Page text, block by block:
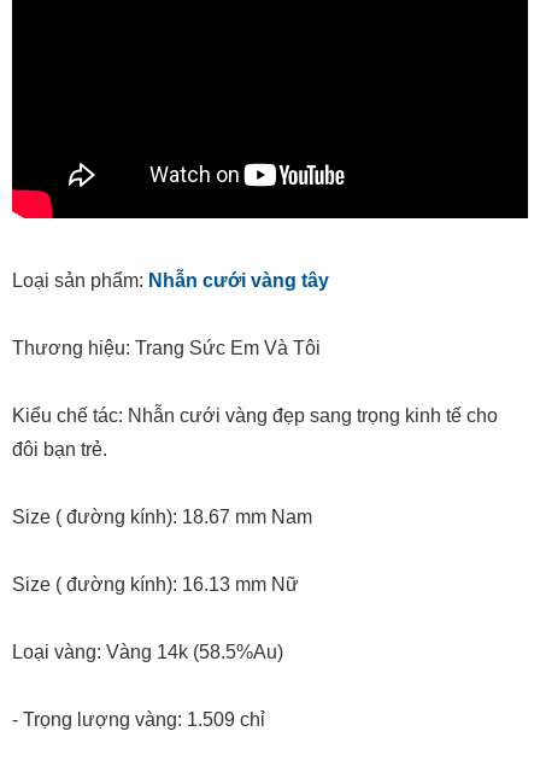
Loại sản phẩm: Nhẫn cưới vàng tây
Thương hiệu: Trang Sức Em Và Tôi
Kiểu chế tác: Nhẫn cưới vàng đẹp sang trọng kinh tế cho
đôi bạn trẻ.
Size ( đường kính): 18.67 mm Nam
Size ( đường kính): 16.13 mm Nữ
Loại vàng: Vàng 14k (58.5%Au)
- Trọng lượng vàng: 1.509 chỉ